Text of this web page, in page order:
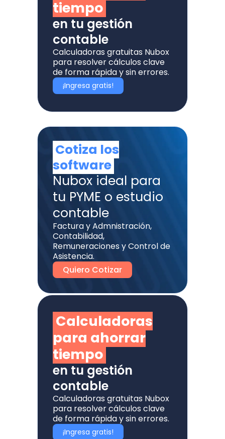
tiempo
en tu gestión
contable
Calculadoras gratuitas Nubox
para resolver cálculos clave
de forma rápida y sin errores.
¡Ingresa gratis!
Calculadoras
para ahorrar
tiempo
en tu gestión
contable
Calculadoras gratuitas Nubox
para resolver cálculos clave
de forma rápida y sin errores.
¡Ingresa gratis!
Cotiza los
software
Nubox ideal para
tu PYME o estudio
contable
Factura y Admnistración,
Contabilidad,
Remuneraciones y Control de
Asistencia.
Quiero Cotizar